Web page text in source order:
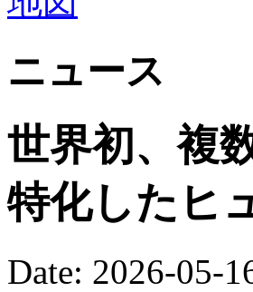
ニュース
世界初、複
特化したヒ
Date: 2026-05-